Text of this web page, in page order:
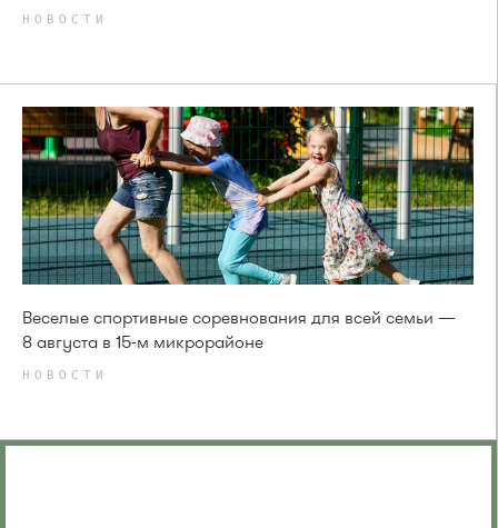
НОВОСТИ
Веселые спортивные соревнования для всей семьи —
8 августа в 15-м микрорайоне
НОВОСТИ